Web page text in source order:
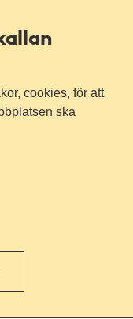
cookies, för att
ska